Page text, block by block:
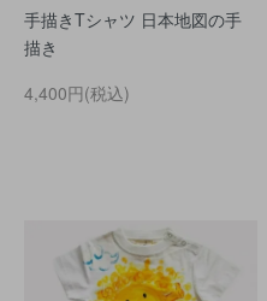
手描きTシャツ 日本地図の手
描き
4,400円(税込)